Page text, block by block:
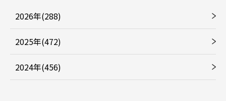
2026年(288)
2025年(472)
2024年(456)